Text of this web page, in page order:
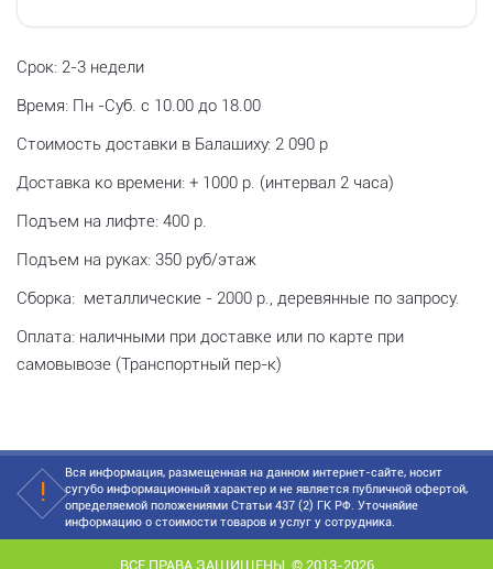
Срок: 2-3 недели
Время: Пн -Суб. с 10.00 до 18.00
Стоимость доставки в Балашиху: 2 090 р
Доставка ко времени: + 1000 р. (интервал 2 часа)
Подъем на лифте: 400 р.
Подъем на руках: 350 руб/этаж
Сборка: металлические - 2000 р., деревянные по запросу.
Оплата: наличными при доставке или по карте при
самовывозе (Транспортный пер-к)
Вся информация, размещенная на данном интернет-сайте, носит
сугубо информационный характер и не является публичной офертой,
определяемой положениями Статьи 437 (2) ГК РФ. Уточняйие
информацию о стоимости товаров и услуг у сотрудника.
ВСЕ ПРАВА ЗАЩИЩЕНЫ. © 2013-2026